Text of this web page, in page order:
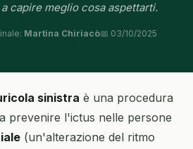
capire meglio cosa aspettarti.
Martina Chiriacò📅 03/10/2025
sinistra è una procedura
prevenire l'ictus nelle persone
(un'alterazione del ritmo